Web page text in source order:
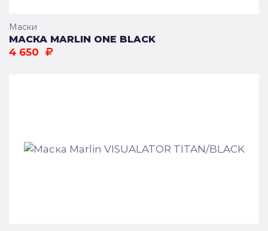
Маски
МАСКА MARLIN ONE BLACK
4 650